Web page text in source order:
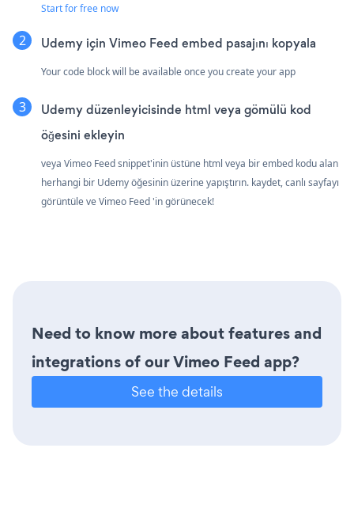
Start for free now
Udemy için Vimeo Feed embed pasajını kopyala
Your code block will be available once you create your app
Udemy düzenleyicisinde html veya gömülü kod
öğesini ekleyin
veya Vimeo Feed snippet'inin üstüne html veya bir embed kodu alan
herhangi bir Udemy öğesinin üzerine yapıştırın. kaydet, canlı sayfayı
görüntüle ve Vimeo Feed 'in görünecek!
Need to know more about features and
integrations of our Vimeo Feed app?
See the details